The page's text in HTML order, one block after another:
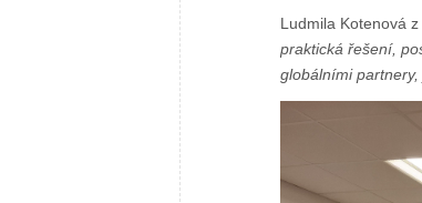
Ludmila Kotenová
praktická řešení,
globálními partnery,